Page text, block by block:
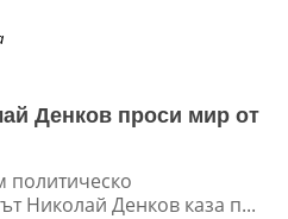
Денков проси мир от
политическо
Николай Денков каза п...